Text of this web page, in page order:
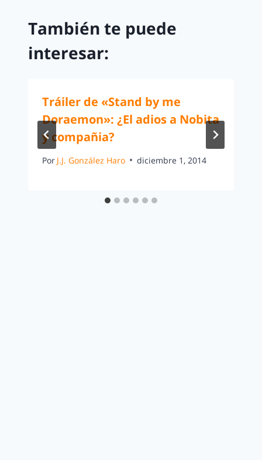
También te puede
interesar:
Tráiler de «Stand by me
Doraemon»: ¿El adios a Nobita
y compañia?
Por J.J. González Haro diciembre 1, 2014